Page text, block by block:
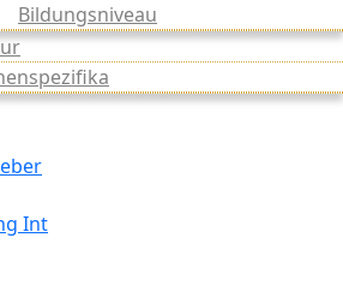
Bildungsniveau
Int